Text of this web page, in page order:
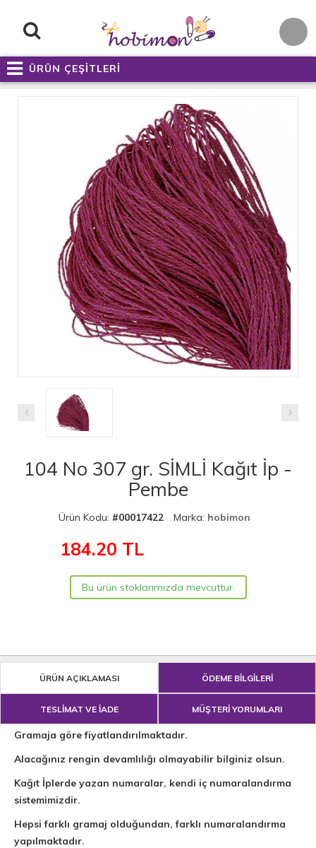
ÜRÜN ÇEŞİTLERİ
104 No 307 gr. SİMLİ Kağıt İp -
Pembe
Ürün Kodu: #00017422 Marka: hobimon
184.20 TL
Bu ürün stoklarımızda mevcuttur.
ÜRÜN AÇIKLAMASI ÖDEME BİLGİLERİ
TESLİMAT VE İADE MÜŞTERİ YORUMLARI
Gramaja göre fiyatlandırılmaktadır.
Alacağınız rengin devamlılığı olmayabilir bilginiz olsun.
Kağıt İplerde yazan numaralar, kendi iç numaralandırma
sistemimizdir.
Hepsi farklı gramaj olduğundan, farklı numaralandırma
yapılmaktadır.